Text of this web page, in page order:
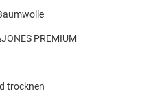
PREMIUM
trocknen